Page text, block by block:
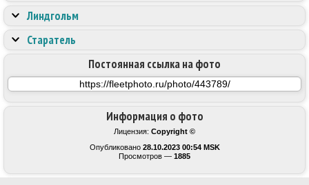
Информация о фото
Лицензия: Copyright ©
Опубликовано 28.10.2023 00:54 MSK
Просмотров — 1885
Постоянная ссылка на фото
Линдгольм
Старатель